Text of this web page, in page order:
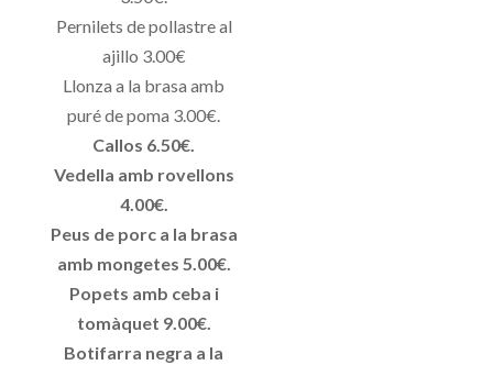
Pernilets de pollastre al
ajillo 3.00€
Llonza a la brasa amb
puré de poma 3.00€.
Callos 6.50€.
Vedella amb rovellons
4.00€.
Peus de porc a la brasa
amb mongetes 5.00€.
Popets amb ceba i
tomàquet 9.00€.
Botifarra negra a la